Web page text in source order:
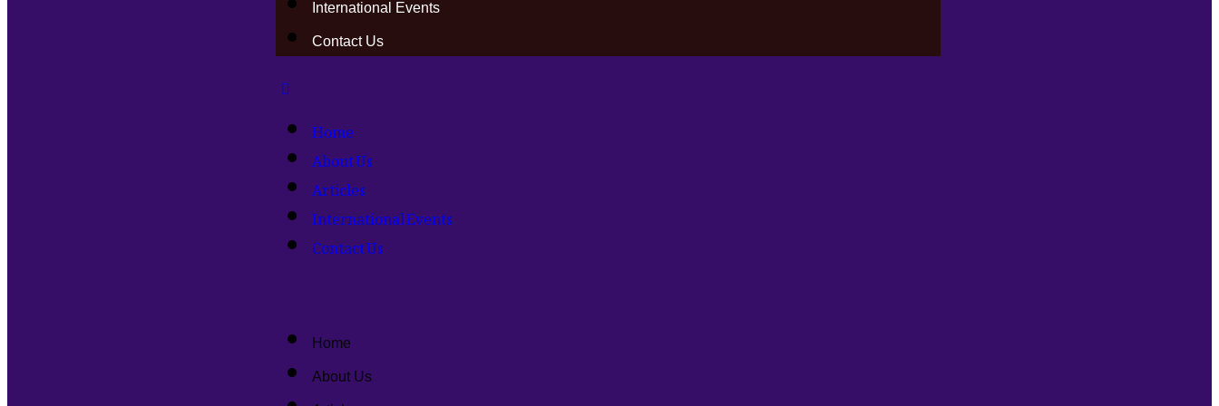
International Events
Contact Us
Home
About Us
Articles
International Events
Contact Us
Home
About Us